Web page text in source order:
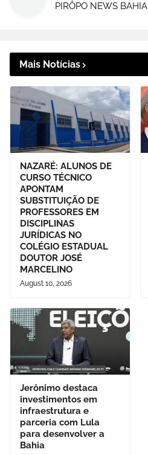
PIRÔPO NEWS BAHIA
Mais Notícias
NAZARÉ: ALUNOS DE
CURSO TÉCNICO
APONTAM
SUBSTITUIÇÃO DE
PROFESSORES EM
DISCIPLINAS
JURÍDICAS NO
COLÉGIO ESTADUAL
DOUTOR JOSÉ
MARCELINO
August 10, 2026
Jerônimo destaca
investimentos em
infraestrutura e
parceria com Lula
para desenvolver a
Bahia